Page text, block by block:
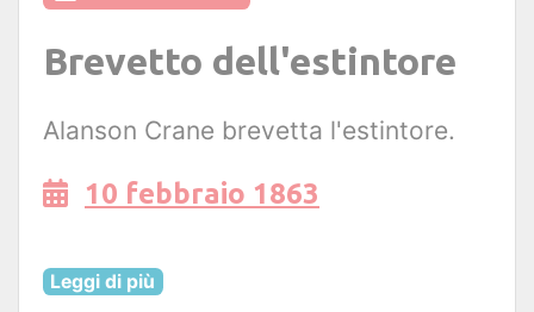
Brevetto dell'estintore
Alanson Crane brevetta l'estintore.
10 febbraio 1863
Leggi di più